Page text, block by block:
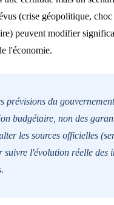
(crise géopolitique, choc
peuvent modifier
l'économie.
prévisions du
budgétaire, non des
les sources officielles
suivre l'évolution réelle des